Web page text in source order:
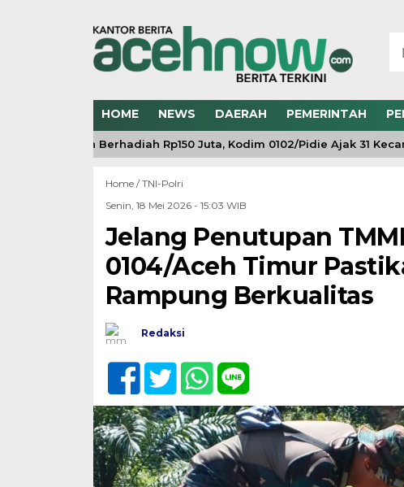
HOME NEWS DAERAH PEMERINTAH
Putih Berhadiah Rp150 Juta, Kodim 0102/Pidie Ajak 31
Home /TNI-Polri
Senin, 18 Mei 2026 - 15:03 WIB
Jelang Penutupan
0104/Aceh Timur
Rampung Berkualitas
Redaksi